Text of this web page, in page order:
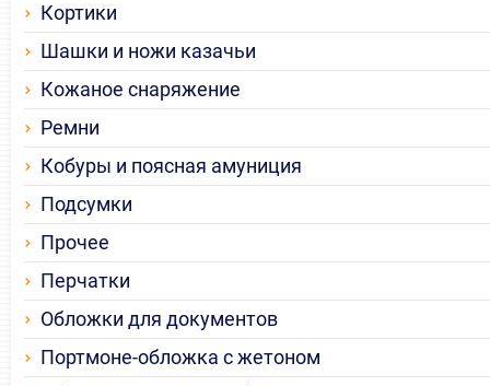
Кортики
Шашки и ножи казачьи
Кожаное снаряжение
Ремни
Кобуры и поясная амуниция
Подсумки
Прочее
Перчатки
Обложки для документов
Портмоне-обложка с жетоном